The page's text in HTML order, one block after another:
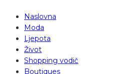
Naslovna
Moda
Ljepota
Život
Shopping vodič
Boutiques